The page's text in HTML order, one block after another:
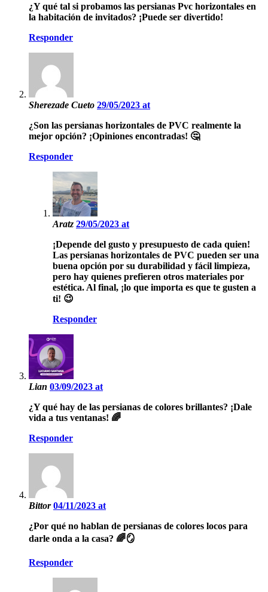
¿Y qué tal si probamos las persianas Pvc horizontales en
la habitación de invitados? ¡Puede ser divertido!
Responder
Sherezade Cueto 29/05/2023 at
¿Son las persianas horizontales de PVC realmente la
mejor opción? ¡Opiniones encontradas! 🤔
Responder
Aratz 29/05/2023 at
¡Depende del gusto y presupuesto de cada quien!
Las persianas horizontales de PVC pueden ser una
buena opción por su durabilidad y fácil limpieza,
pero hay quienes prefieren otros materiales por
estética. Al final, ¡lo que importa es que te gusten a
ti! 😉
Responder
Lian 03/09/2023 at
¿Y qué hay de las persianas de colores brillantes? ¡Dale
vida a tus ventanas! 🌈
Responder
Bittor04/11/2023 at
¿Por qué no hablan de persianas de colores locos para
darle onda a la casa? 🌈🪞
Responder